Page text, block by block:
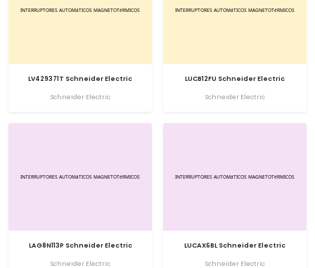
LV429371T Schneider Electric
Schneider Electric
LUCB12FU Schneider Electric
Schneider Electric
LAG8N113P Schneider Electric
Schneider Electric
LUCAX6BL Schneider Electric
Schneider Electric